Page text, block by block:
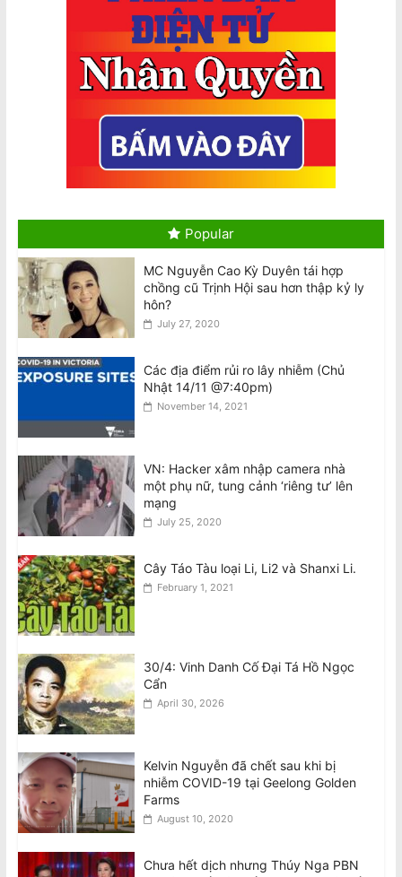
Úc chi $736 triệu mua 450 tên lửa
không đối không tầm xa AIM-260 của
Mỹ
August 9, 2026
VIDEO: Cú bắt tay của hai biểu tượng
nhạc pop Madonna và Kylie Minogue
dịch đàn áp giới cầm bút sau vụ bắt
giữ tác giả
August 9, 2026
Vietnam Accused Of Reviving
Crackdown On Writers After Author’s
August 9, 2026
Giám khảo MasterChef bênh vực
Popular
MC Nguyễn Cao Kỳ Duyên tái hợp
chồng cũ Trịnh Hội sau hơn thập kỷ ly
hôn?
July 27, 2020
Các địa điểm rủi ro lây nhiễm (Chủ
Nhật 14/11 @7:40pm)
November 14, 2021
VN: Hacker xâm nhập camera nhà
một phụ nữ, tung cảnh ‘riêng tư’ lên
mạng
July 25, 2020
Cây Táo Tàu loại Li, Li2 và Shanxi Li.
February 1, 2021
30/4: Vinh Danh Cố Đại Tá Hồ Ngọc
Cẩn
April 30, 2026
Kelvin Nguyễn đã chết sau khi bị
nhiễm COVID-19 tại Geelong Golden
Farms
August 10, 2020
Chưa hết dịch nhưng Thúy Nga PBN